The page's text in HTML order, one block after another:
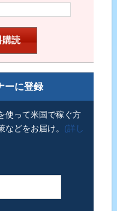
ーに登録
使って米国で稼ぐ方
どをお届け。 (詳し